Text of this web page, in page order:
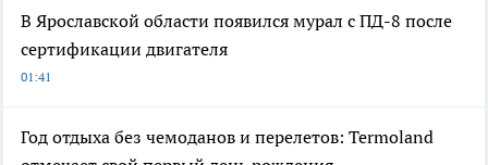
В Ярославской области появился мурал с ПД-8 после
сертификации двигателя
01:41
Год отдыха без чемоданов и перелетов: Termoland